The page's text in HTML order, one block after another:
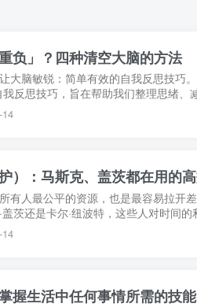
负」？四种清空大脑的方法
大脑敏锐：简单有效的自我反思技巧
我反思技巧，旨在帮助我们整理思绪、
分享了四种简单的大脑清空方法：自由流
）：马斯克、盖茨都在用的
有人最公平的资源，也是最容易拉开
盖茨还是卡尔·纽波特，这些人对时间
他们究竟是怎么利用时间的呢？Dan
握生活中任何事情所需的技能